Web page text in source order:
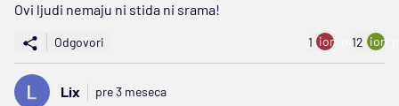
Ovi ljudi nemaju ni stida ni srama!
Odgovori 1 ion:minus
12
Lix pre 3 meseca